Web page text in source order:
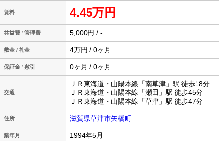
賃料 4.45万円
共益費 / 管理費 5,000円 / -
敷金 / 礼金 4万円 / 0ヶ月
保証金 / 敷引 0ヶ月 / 0ヶ月
交通
ＪＲ東海道・山陽本線「南草津」駅 徒歩18分
ＪＲ東海道・山陽本線「瀬田」駅 徒歩45分
ＪＲ東海道・山陽本線「草津」駅 徒歩47分
住所 滋賀県草津市矢橋町
築年月 1994年5月